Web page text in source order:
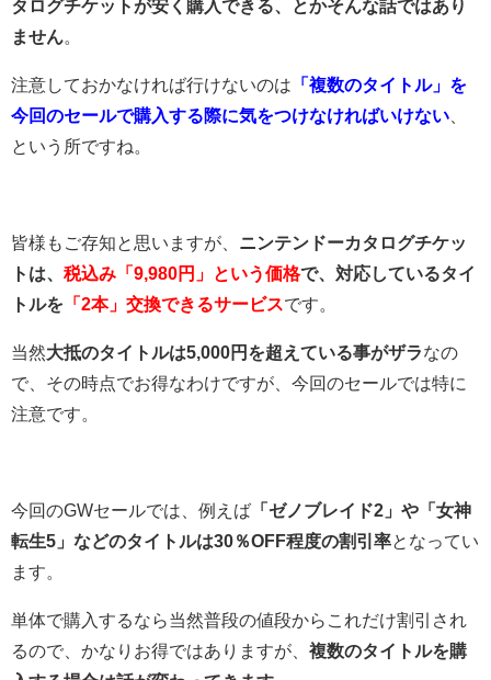
タログチケットが安く購入できる、とかそんな話ではあり
ません
注意しておかなければ行けないのは 「複数のタイトル」を
今回のセールで購入する際に気をつけなければいけない
という所ですね。
皆様もご存知と思いますが、
ニンテンドーカタログチケッ
トは、 税込み「9,980円」という価格で、対応しているタイ
トルを 「2本」交換できるサービスです。
当然大抵のタイトルは5,000円を超えている事がザラなの
で、その時点でお得なわけですが、今回のセールでは特に
注意です。
今回のGWセールでは、例えば 「ゼノブレイド2」や「女神
転生5」などのタイトルは30％OFF程度の割引率となってい
ます。
単体で購入するなら当然普段の値段からこれだけ割引され
るので、かなりお得ではありますが、 複数のタイトルを購